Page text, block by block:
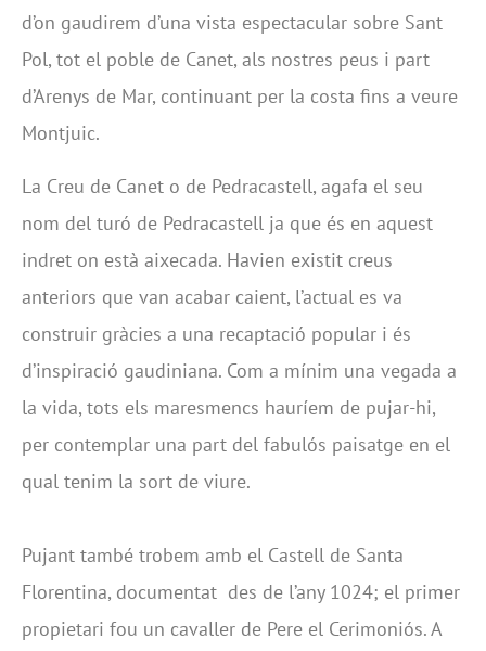
d’on gaudirem d’una vista espectacular sobre Sant
Pol, tot el poble de Canet, als nostres peus i part
d’Arenys de Mar, continuant per la costa fins a veure
Montjuic.
La Creu de Canet o de Pedracastell, agafa el seu
nom del turó de Pedracastell ja que és en aquest
indret on està aixecada. Havien existit creus
anteriors que van acabar caient, l’actual es va
construir gràcies a una recaptació popular i és
d’inspiració gaudiniana. Com a mínim una vegada a
la vida, tots els maresmencs hauríem de pujar-hi,
per contemplar una part del fabulós paisatge en el
qual tenim la sort de viure.
Pujant també trobem amb el Castell de Santa
Florentina, documentat des de l’any 1024; el primer
propietari fou un cavaller de Pere el Cerimoniós. A